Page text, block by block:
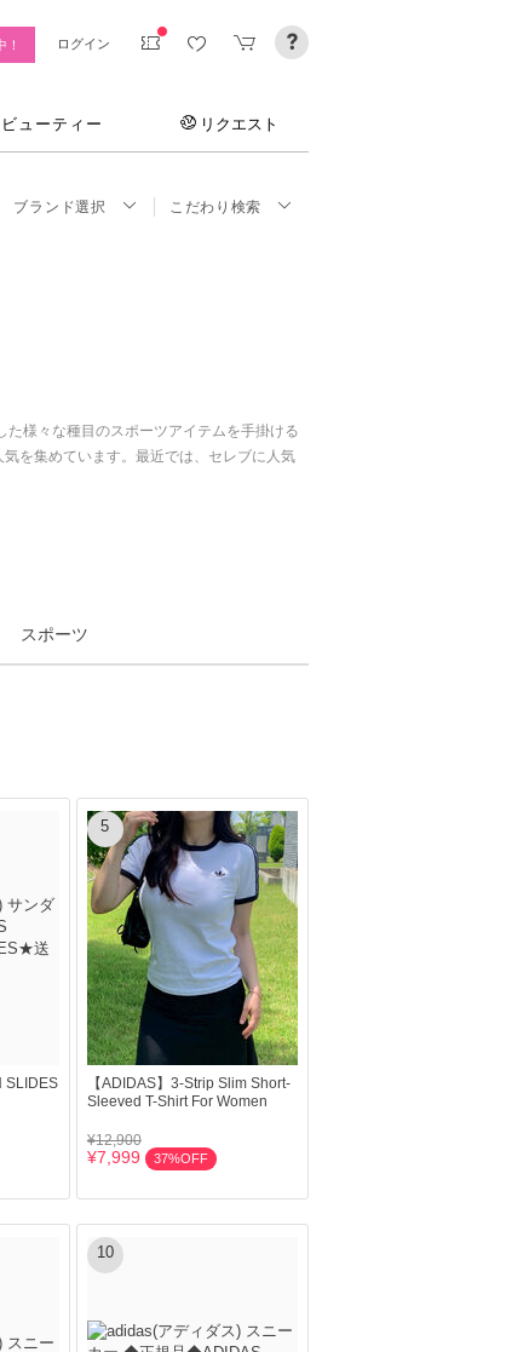
！ ログイン
ビューティー リクエスト
ブランド選択 こだわり検索
様々な種目のスポーツアイテムを手掛ける
を集めています。最近では、セレブに人気
スポーツ
SLIDES
5
【ADIDAS】3-Strip Slim Short-
Sleeved T-Shirt For Women
¥12,900
¥7,999 37%OFF
10